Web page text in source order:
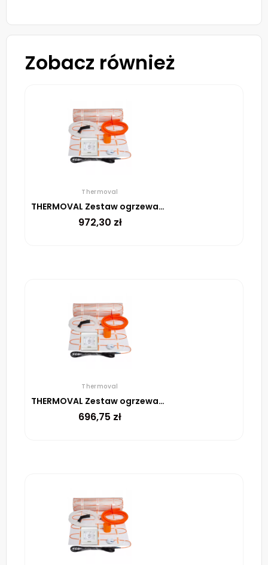
Zobacz również
Thermoval
THERMOVAL Zestaw ogrzewania podłogowego – mata TV TO 7m² 170W/m² regulator TT 16 biały
972,30 zł
Thermoval
THERMOVAL Zestaw ogrzewania podłogowego – mata TV TO 3,5m² 170W/m² regulator TT 16 biały
696,75 zł